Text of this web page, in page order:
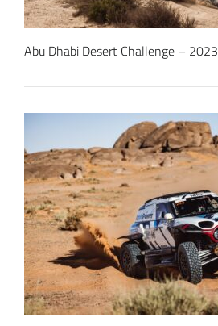
Abu Dhabi Desert Challenge – 2023